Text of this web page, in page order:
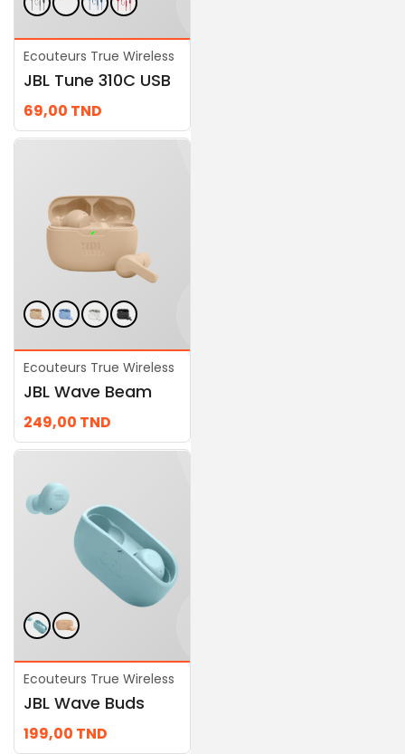
Ecouteurs True Wireless
JBL Tune 310C USB
69,00 TND
Ecouteurs True Wireless
JBL Wave Beam
249,00 TND
Ecouteurs True Wireless
JBL Wave Buds
199,00 TND